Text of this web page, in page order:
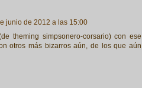
junio de 2012 a las 15:00
theming simpsonero-corsario) con ese
otros más bizarros aún, de los que aún